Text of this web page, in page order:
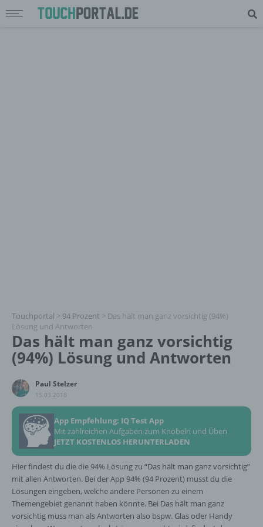
Touchportal > 94 Prozent > Das hält man ganz vorsichtig (94%)
Lösung und Antworten
Das hält man ganz vorsichtig
(94%) Lösung und Antworten
Paul Stelzer
15.03.2018
App Empfehlung: IQ Test App
Mit zahlreichen Aufgaben zum Knobeln und Üben
JETZT KOSTENLOS HERUNTERLADEN
Hier findest du die die 94% Lösung zu “Das hält man ganz vorsichtig”
mit allen Antworten. Bei der App 94% (94 Prozent) musst du die
Lösungen eingeben, welche andere Personen zu einem
Themengebiet genannt haben könnte. Bei Das hält man ganz
vorsichtig muss man als Antworten also bspw. Glas oder Handy